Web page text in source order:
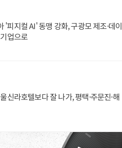
'피지컬 AI' 동맹 강화, 구광모 제조·데이
업으로
신라호텔보다 잘 나가, 평택·주문진·해